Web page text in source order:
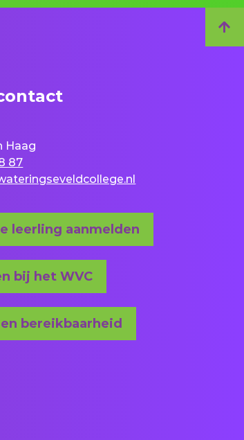
Haag
87
leerling aanmelden
bij het WVC
bereikbaarheid